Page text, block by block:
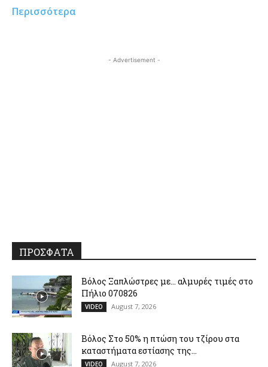
Περισσότερα
- Advertisement -
ΠΡΟΣΦΑΤΑ
Βόλος Ξαπλώστρες με… αλμυρές τιμές στο
Πήλιο 070826
VIDEO August 7, 2026
Βόλος Στο 50% η πτώση του τζίρου στα
καταστήματα εστίασης της...
VIDEO August 7, 2026